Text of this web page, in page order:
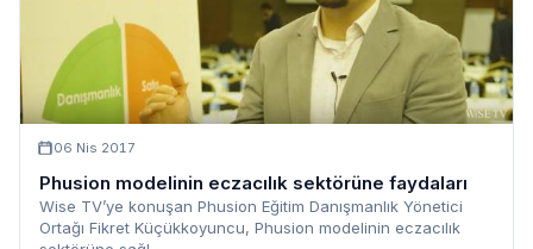
06 Nis 2017
Phusion modelinin eczacılık sektörüne faydaları
Wise TV’ye konuşan Phusion Eğitim Danışmanlık Yönetici
Ortağı Fikret Küçükkoyuncu, Phusion modelinin eczacılık